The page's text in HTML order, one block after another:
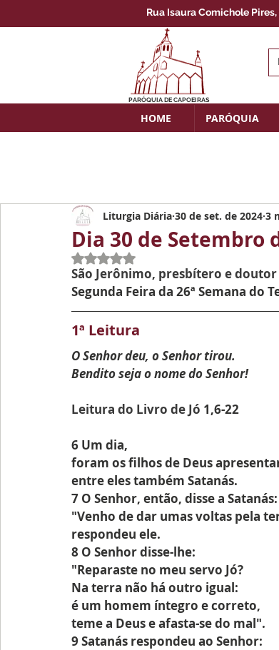
Rua Isaura Comichole
PARÓQUIA DE CAPOEIRAS
HOME PARÓQUIA
Dia 30 de Setembro
Liturgia Diária 30 de set. de 2024 3
Avaliado com NaN de 5 estrelas.
São Jerônimo, presbítero e
Segunda Feira da 26ª Semana do
1ª Leitura
O Senhor deu, o Senhor tirou.
Bendito seja o nome do Senhor!
Leitura do Livro de Jó 1,6-22
6 Um dia,
foram os filhos de Deus
entre eles também Satanás.
7 O Senhor, então, disse a
"Venho de dar umas voltas pela
respondeu ele.
8 O Senhor disse-lhe:
"Reparaste no meu servo Jó?
Na terra não há outro igual:
é um homem íntegro e correto,
teme a Deus e afasta-se do mal".
9 Satanás respondeu ao Senhor: